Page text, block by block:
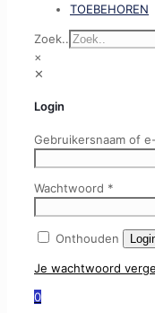
TOEBEHOREN
Zoek..
×
✕
Login
Gebruikersnaam of
Wachtwoord *
Onthouden
Je wachtwoord
0